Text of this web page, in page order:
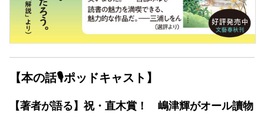
【本の話🎙ポッドキャスト】
【著者が語る】祝・直木賞！ 嶋津輝がオール讀物